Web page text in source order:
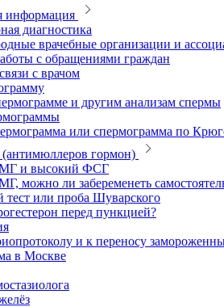
информация
диагностика
врачебные организации и
с обращениями граждан
с врачом
и другим анализам спермы
или спермограмма по
гормон)
и высокий ФСГ
можно ли забеременеть
тест или проба Шуварского
перед пункцией?
и к переносу
в Москве